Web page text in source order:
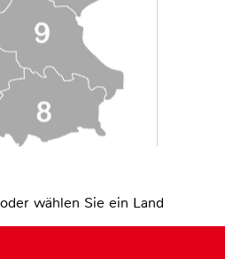
wählen Sie ein Land